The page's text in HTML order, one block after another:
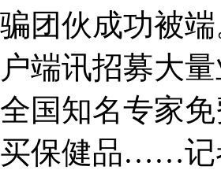
骗团伙成功被端
户端讯招募大
全国知名专家
买保健品……记